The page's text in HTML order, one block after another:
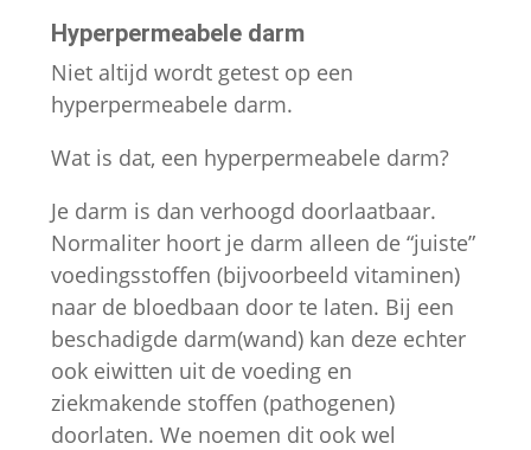
Hyperpermeabele darm
Niet altijd wordt getest op een
hyperpermeabele darm.
Wat is dat, een hyperpermeabele darm?
Je darm is dan verhoogd doorlaatbaar.
Normaliter hoort je darm alleen de “juiste”
voedingsstoffen (bijvoorbeeld vitaminen)
naar de bloedbaan door te laten. Bij een
beschadigde darm(wand) kan deze echter
ook eiwitten uit de voeding en
ziekmakende stoffen (pathogenen)
doorlaten. We noemen dit ook wel